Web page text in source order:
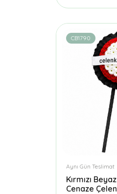
CB1790
Aynı Gün Teslimat
Kırmızı
Cenaze